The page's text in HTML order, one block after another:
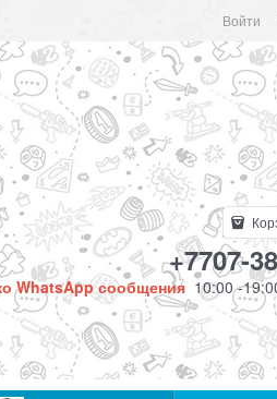
Войти
+7707-
WhatsApp сообщения 10:00 -